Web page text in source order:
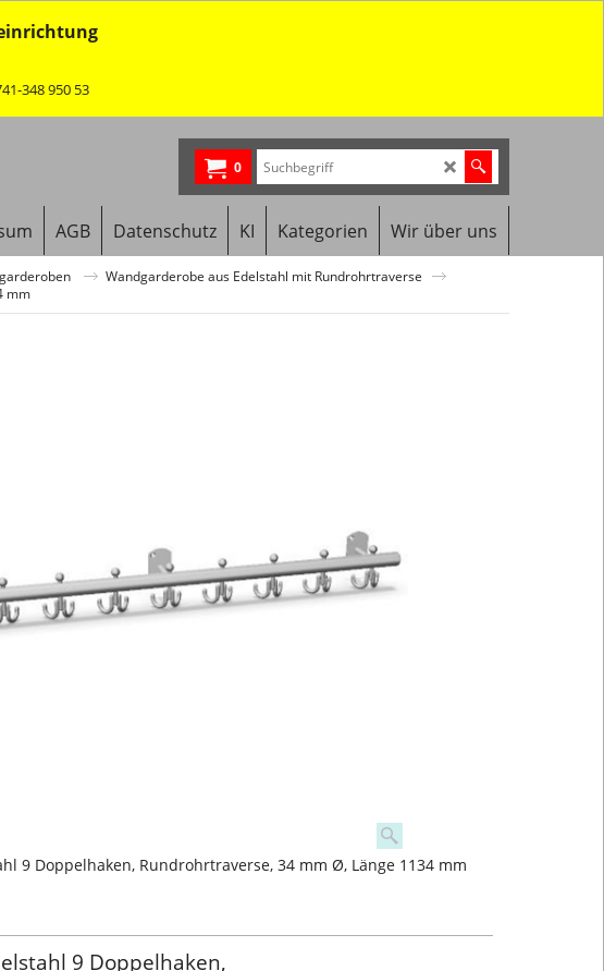
348 950 53
0
AGB Datenschutz KI Kategorien Wir über uns
Wandgarderobe aus Edelstahl mit Rundrohrtraverse
mm
9 Doppelhaken, Rundrohrtraverse, 34 mm Ø, Länge 1134 mm
9 Doppelhaken,